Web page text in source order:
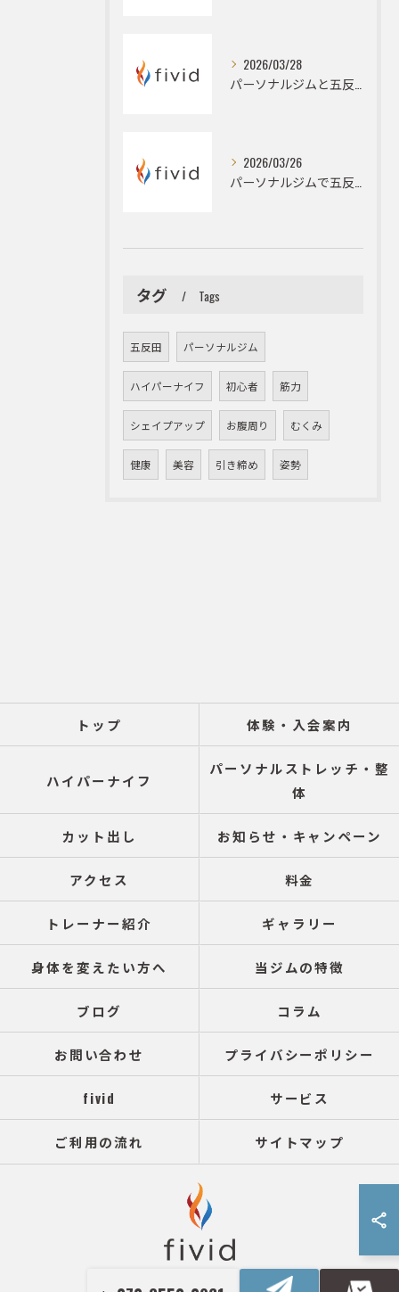
2026/03/28
2026/03/26
タグ Tags
五反田 パーソナルジム
ハイパーナイフ 初心者 筋力
シェイプアップ お腹周り むくみ
健康 美容 引き締め 姿勢
トップ 体験・入会案内
ハイパーナイフ
パーソナルストレッチ・整
体
カット出し お知らせ・キャンペーン
アクセス 料金
トレーナー紹介 ギャラリー
身体を変えたい方へ 当ジムの特徴
ブログ コラム
お問い合わせ プライバシーポリシー
fivid サービス
ご利用の流れ サイトマップ